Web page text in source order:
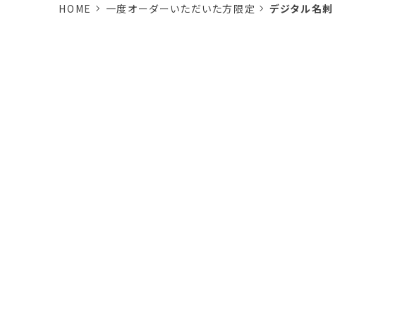
HOME 一度オーダーいただいた方限定 デジタル名刺